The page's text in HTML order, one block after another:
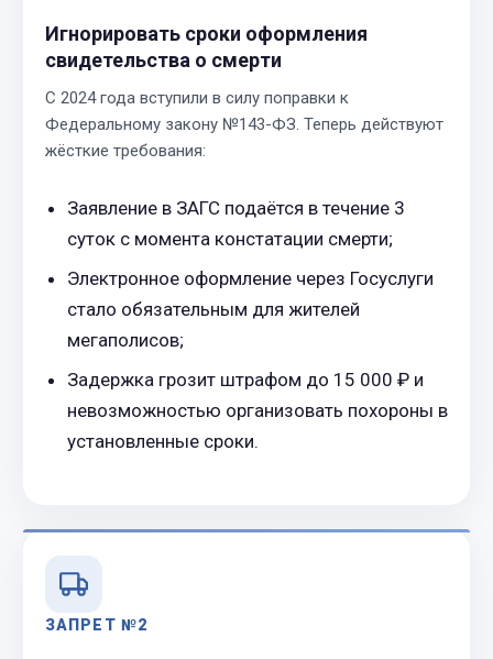
Игнорировать сроки оформления
свидетельства о смерти
С 2024 года вступили в силу поправки к
Федеральному закону №143-ФЗ. Теперь действуют
жёсткие требования:
Заявление в ЗАГС подаётся в течение 3
суток с момента констатации смерти;
Электронное оформление через Госуслуги
стало обязательным для жителей
мегаполисов;
Задержка грозит штрафом до 15 000 ₽ и
невозможностью организовать похороны в
установленные сроки.
ЗАПРЕТ №2